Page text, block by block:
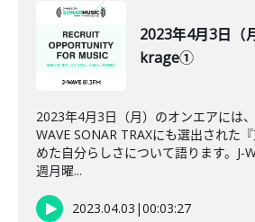
2023年4月3日（
krage①
2023年4月3日（月）のオンエアには
WAVE SONAR TRAXにも選出された
めた自分らしさについて語ります。J-
週月曜...
2023.04.03 |00:03:27